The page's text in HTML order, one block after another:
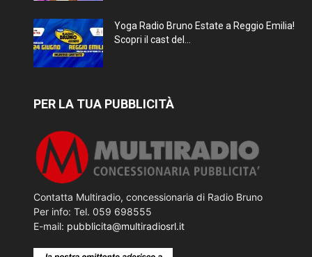
Yoga Radio Bruno Estate a Reggio Emilia!
Scopri il cast del...
PER LA TUA PUBBLICITÀ
Contatta Multiradio, concessionaria di Radio Bruno
Per info: Tel. 059 698555
E-mail: pubblicita@multiradiosrl.it